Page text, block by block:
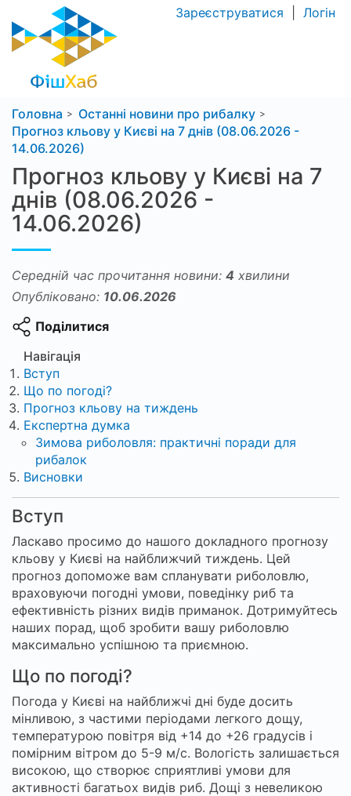
Зареєструватися Логін
Головна
Останні новини про рибалку
Прогноз кльову у Києві на 7 днів (08.06.2026 -
14.06.2026)
Прогноз кльову у Києві на 7
днів (08.06.2026 -
14.06.2026)
Середній час прочитання новини: 4 хвилини
Опубліковано: 10.06.2026
Поділитися
Навігація
Вступ
Що по погоді?
Прогноз кльову на тиждень
Експертна думка
Зимова риболовля: практичні поради для
рибалок
Висновки
Вступ
Ласкаво просимо до нашого докладного прогнозу
кльову у Києві на найближчий тиждень. Цей
прогноз допоможе вам спланувати риболовлю,
враховуючи погодні умови, поведінку риб та
ефективність різних видів приманок. Дотримуйтесь
наших порад, щоб зробити вашу риболовлю
максимально успішною та приємною.
Що по погоді?
Погода у Києві на найближчі дні буде досить
мінливою, з частими періодами легкого дощу,
температурою повітря від +14 до +26 градусів і
помірним вітром до 5-9 м/с. Вологість залишається
високою, що створює сприятливі умови для
активності багатьох видів риб. Дощі з невеликою